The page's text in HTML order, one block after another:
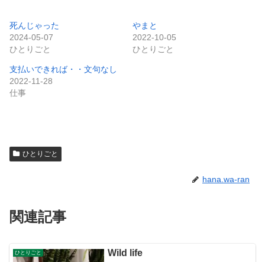
死んじゃった
2024-05-07
ひとりごと
やまと
2022-10-05
ひとりごと
支払いできれば・・文句なし
2022-11-28
仕事
ひとりごと
hana.wa-ran
関連記事
ひとりごと Wild life